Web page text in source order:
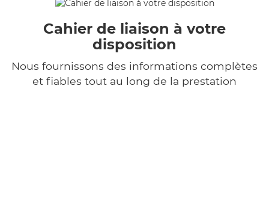
Cahier de liaison à votre
disposition
Nous fournissons des informations complètes
et fiables tout au long de la prestation